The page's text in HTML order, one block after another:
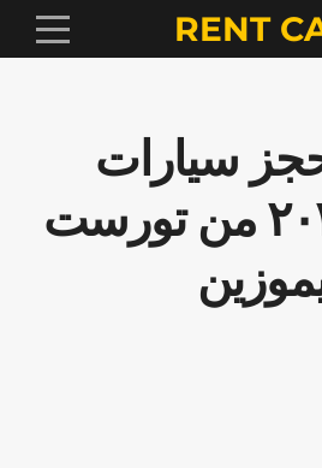
RENT
سيارات
سيدان ٢٠٢٤ من تورست